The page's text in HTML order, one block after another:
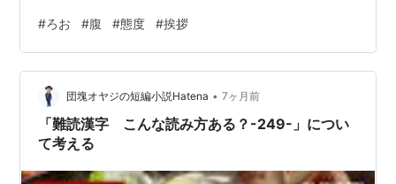
#ろお #腹 #態度 #挨拶
団塊オヤジの短編小説Hatena • 7ヶ月前
「難読漢字 こんな読み方ある？-249-」につい
て考える